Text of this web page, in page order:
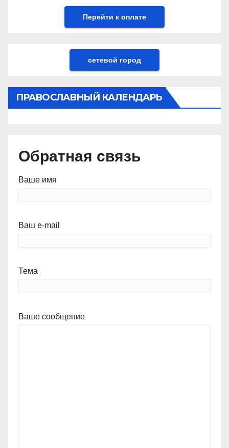
сетевой город
ПРАВОСЛАВНЫЙ КАЛЕНДАРЬ
Обратная связь
Ваше имя
Ваш e-mail
Тема
Ваше сообщение